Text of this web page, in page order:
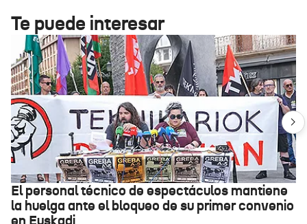
Te puede interesar
El personal técnico de espectáculos mantiene
la huelga ante el bloqueo de su primer convenio